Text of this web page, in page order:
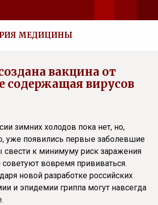
МЕДИЦИНЫ
вакцина от
содержащая вирусов
зимних холодов пока нет, но,
уже появились первые заболевшие
свести к минимуму риск заражения
советуют вовремя прививаться.
новой разработке российских
и эпидемии гриппа могут навсегда